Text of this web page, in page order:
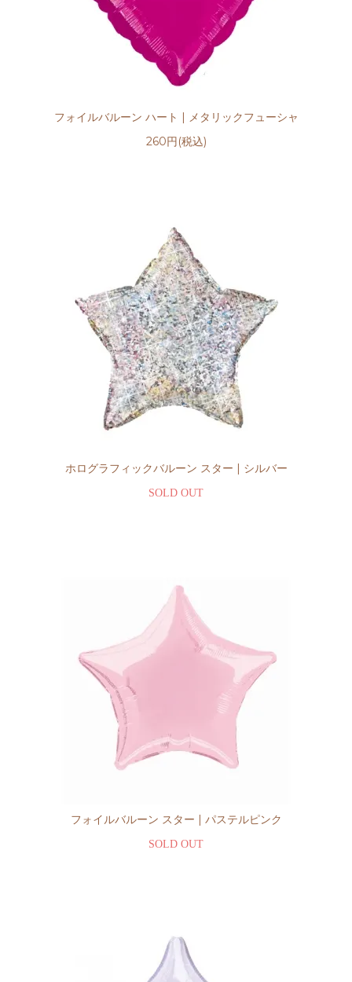
フォイルバルーン ハート | メタリックフューシャ
260円(税込)
ホログラフィックバルーン スター | シルバー
SOLD OUT
フォイルバルーン スター | パステルピンク
SOLD OUT